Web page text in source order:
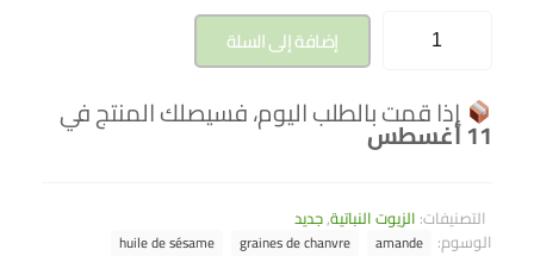
إضافة إلى السلة
إذا قمت بالطلب اليوم، فسيصلك المنتج في
11 أغسطس
التصنيفات: الزيوت النباتية,جديد
الوسوم: amande
graines de chanvre
huile de sésame